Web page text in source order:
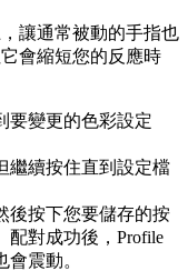
讓通常被動的手指也
會縮短您的反應時
要變更的色彩設定
繼續按住直到設定檔
後按下您要儲存的按
配對成功後，Profile
震動。